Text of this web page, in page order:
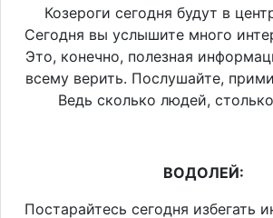
Козероги сегодня будут в
Сегодня вы услышите много
Это, конечно, полезная
всему верить. Послушайте,
Ведь сколько людей,
ВОДОЛЕЙ:
Постарайтесь сегодня избегать